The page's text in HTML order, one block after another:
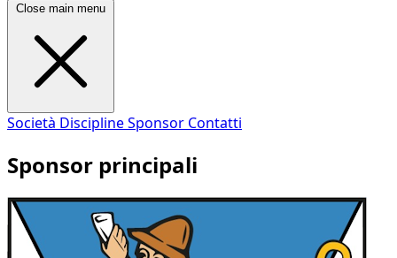
Close main menu
Società DisciplineSponsor Contatti
Sponsor principali